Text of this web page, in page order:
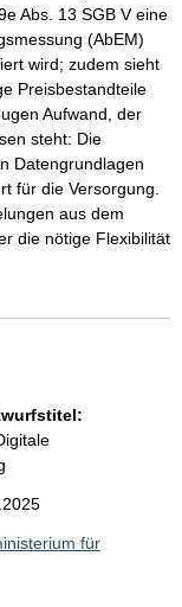
Abs. 13 SGB V eine
(AbEM)
wird; zudem sieht
Preisbestandteile
Aufwand, der
steht: Die
Datengrundlagen
für die Versorgung.
aus dem
die nötige Flexibilität
für